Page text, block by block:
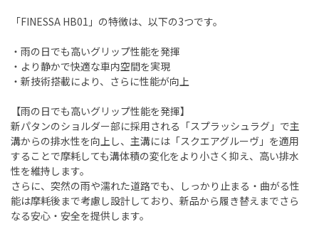
「FINESSA HB01」の特徴は、以下の3つです。
・雨の日でも高いグリップ性能を発揮
・より静かで快適な車内空間を実現
・新技術搭載により、さらに性能が向上
【雨の日でも高いグリップ性能を発揮】
新パタンのショルダー部に採用される「スプラッシュラグ」で主
溝からの排水性を向上し、主溝には「スクエアグルーヴ」を適用
することで摩耗しても溝体積の変化をより小さく抑え、高い排水
性を維持します。
さらに、突然の雨や濡れた道路でも、しっかり止まる・曲がる性
能は摩耗後まで考慮し設計しており、新品から履き替えまでさら
なる安心・安全を提供します。